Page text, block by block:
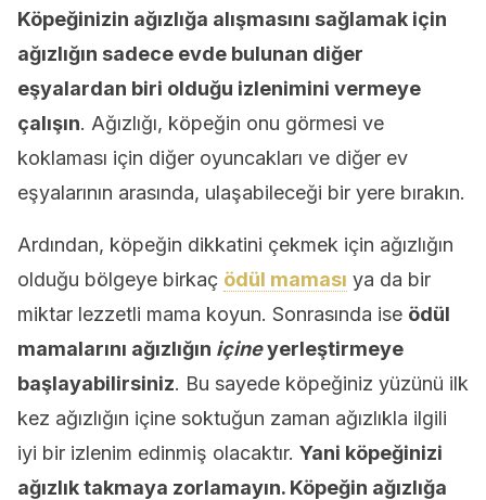
Köpeğinizin ağızlığa alışmasını sağlamak için
ağızlığın sadece evde bulunan diğer
eşyalardan biri olduğu izlenimini vermeye
çalışın. Ağızlığı, köpeğin onu görmesi ve
koklaması için diğer oyuncakları ve diğer ev
eşyalarının arasında, ulaşabileceği bir yere bırakın.
Ardından, köpeğin dikkatini çekmek için ağızlığın
olduğu bölgeye birkaç ödül maması ya da bir
miktar lezzetli mama koyun. Sonrasında ise ödül
mamalarını ağızlığın içineyerleştirmeye
başlayabilirsiniz. Bu sayede köpeğiniz yüzünü ilk
kez ağızlığın içine soktuğun zaman ağızlıkla ilgili
iyi bir izlenim edinmiş olacaktır. Yani köpeğinizi
ağızlık takmaya zorlamayın. Köpeğin ağızlığa